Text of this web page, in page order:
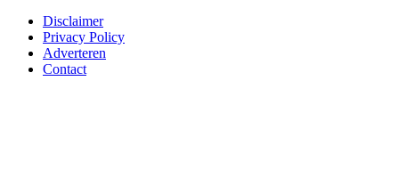
Disclaimer
Privacy Policy
Adverteren
Contact